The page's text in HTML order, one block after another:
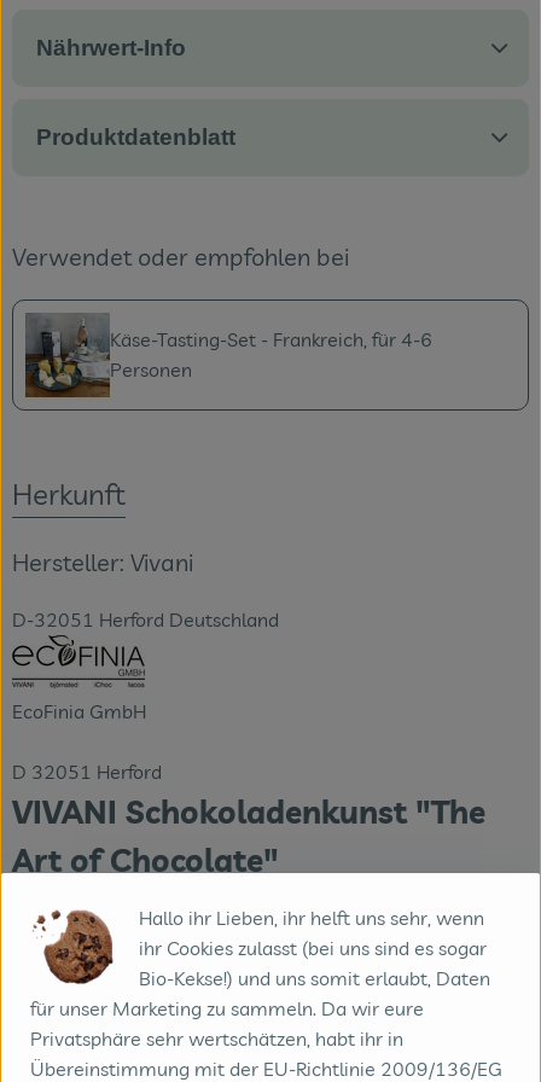
Nährwert-Info
Produktdatenblatt
Verwendet oder empfohlen bei
Käse-Tasting-Set - Frankreich, für 4-6
Personen
Herkunft
Hersteller: Vivani
D-32051 Herford Deutschland
EcoFinia GmbH
D 32051 Herford
VIVANI Schokoladenkunst "The
Art of Chocolate"
Seit über 20 Jahren leben die Schokoladenmacher von
VIVANI ihre Leidenschaft für hochwertige Schokolade. Was
klein begann, ist heute zu einer weltweit beliebten,
vielfach-prämierten Bio-Marke mit einer breiten Auswahl
von über 60 Produkten gewachsen, das mit vielfältigen
Hallo ihr Lieben, ihr helft uns sehr, wenn
ihr Cookies zulasst (bei uns sind es sogar
Bio-Kekse!) und uns somit erlaubt, Daten
für unser Marketing zu sammeln. Da wir eure
Privatsphäre sehr wertschätzen, habt ihr in
Übereinstimmung mit der EU-Richtlinie 2009/136/EG